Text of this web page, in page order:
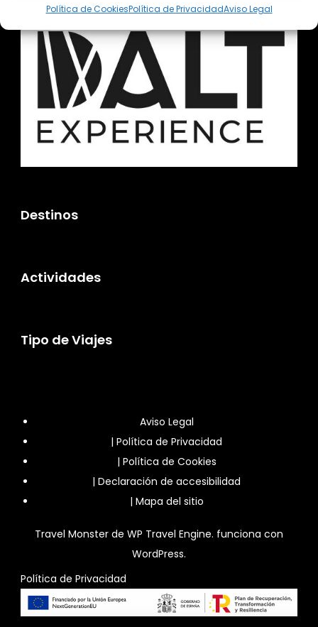
Política de CookiesPolítica de PrivacidadAviso Legal
Destinos
Actividades
Tipo de Viajes
Aviso Legal
| Política de Privacidad
| Política de Cookies
| Declaración de accesibilidad
| Mapa del sitio
Travel Monster de WP Travel Engine. funciona con
WordPress.
Política de Privacidad